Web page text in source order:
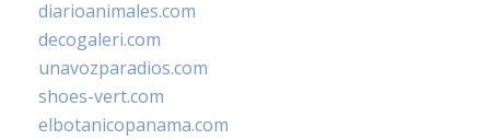
diarioanimales.com
decogaleri.com
unavozparadios.com
shoes-vert.com
elbotanicopanama.com